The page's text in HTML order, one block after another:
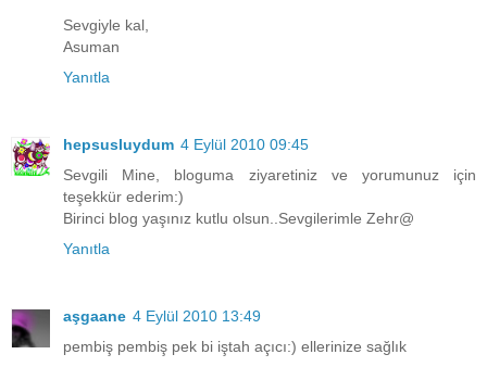
Sevgiyle kal,
Asuman
Yanıtla
hepsusluydum 4 Eylül 2010 09:45
Sevgili Mine, bloguma ziyaretiniz ve yorumunuz için
teşekkür ederim:)
Birinci blog yaşınız kutlu olsun..Sevgilerimle Zehr@
Yanıtla
aşgaane 4 Eylül 2010 13:49
pembiş pembiş pek bi iştah açıcı:) ellerinize sağlık